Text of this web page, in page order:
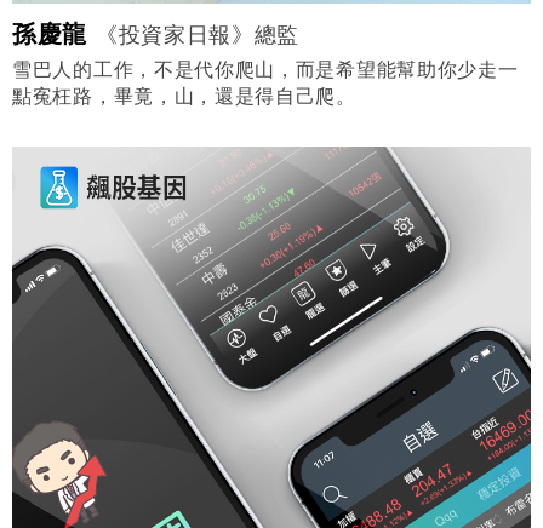
孫慶龍 《投資家日報》總監
雪巴人的工作，不是代你爬山，而是希望能幫助你少走一
點寃枉路，畢竟，山，還是得自己爬。